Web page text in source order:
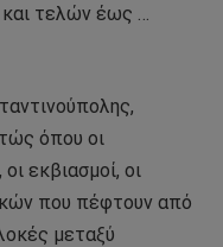
τελών έως …
όπου οι
εκβιασμοί, οι
που πέφτουν από
μεταξύ